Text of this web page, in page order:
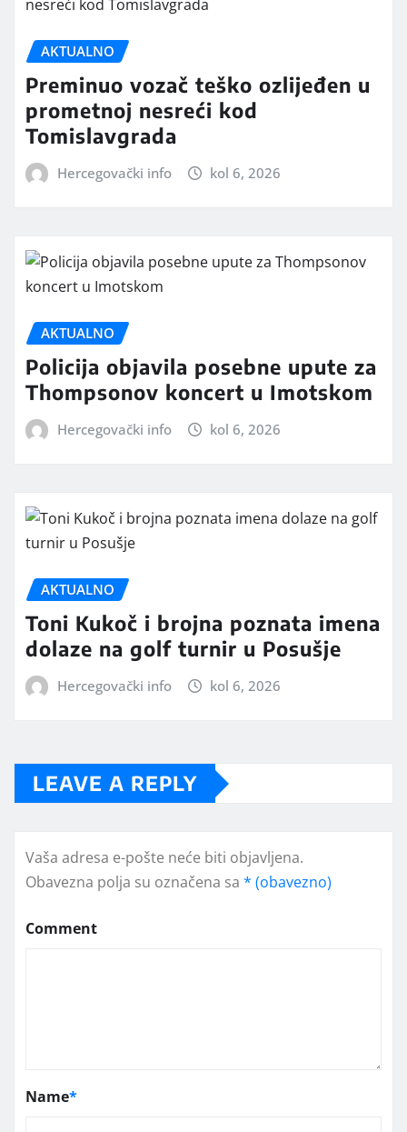
AKTUALNO
Preminuo vozač teško ozlijeđen u
prometnoj nesreći kod
Tomislavgrada
Hercegovački info kol 6, 2026
AKTUALNO
Policija objavila posebne upute za
Thompsonov koncert u Imotskom
Hercegovački info kol 6, 2026
AKTUALNO
Toni Kukoč i brojna poznata imena
dolaze na golf turnir u Posušje
Hercegovački info kol 6, 2026
LEAVE A REPLY
Vaša adresa e-pošte neće biti objavljena.
Obavezna polja su označena sa * (obavezno)
Comment
Name*